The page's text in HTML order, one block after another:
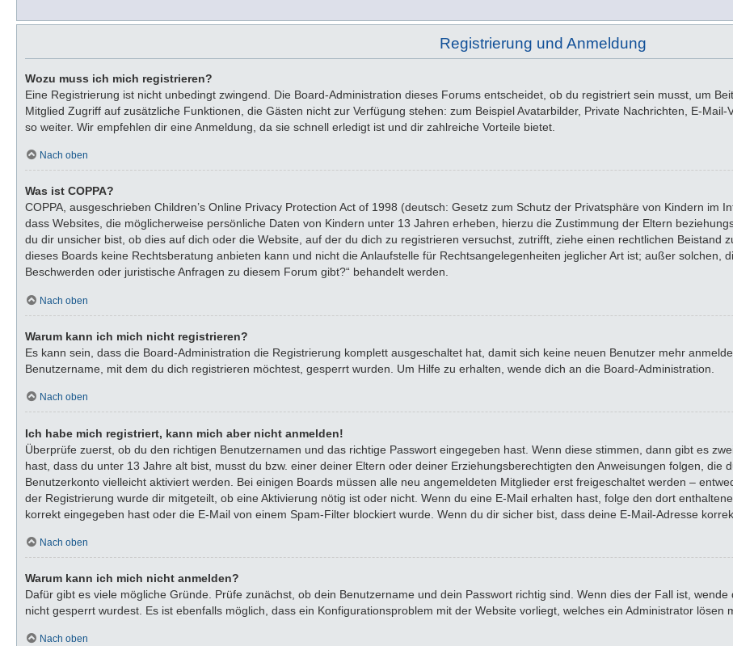
Registrierung und Anmeldung
Wozu muss ich mich registrieren?
Eine Registrierung ist nicht unbedingt zwingend. Die Board-Administration dieses Forums entscheidet, ob du registriert sein musst, um
Mitglied Zugriff auf zusätzliche Funktionen, die Gästen nicht zur Verfügung stehen: zum Beispiel Avatarbilder, Private Nachrichten, E-
so weiter. Wir empfehlen dir eine Anmeldung, da sie schnell erledigt ist und dir zahlreiche Vorteile bietet.
Nach oben
Was ist COPPA?
COPPA, ausgeschrieben Children’s Online Privacy Protection Act of 1998 (deutsch: Gesetz zum Schutz der Privatsphäre von Kindern im
dass Websites, die möglicherweise persönliche Daten von Kindern unter 13 Jahren erheben, hierzu die Zustimmung der Eltern
du dir unsicher bist, ob dies auf dich oder die Website, auf der du dich zu registrieren versuchst, zutrifft, ziehe einen rechtlichen Beistand
dieses Boards keine Rechtsberatung anbieten kann und nicht die Anlaufstelle für Rechtsangelegenheiten jeglicher Art ist; außer solchen,
Beschwerden oder juristische Anfragen zu diesem Forum gibt?“ behandelt werden.
Nach oben
Warum kann ich mich nicht registrieren?
Es kann sein, dass die Board-Administration die Registrierung komplett ausgeschaltet hat, damit sich keine neuen Benutzer mehr
Benutzername, mit dem du dich registrieren möchtest, gesperrt wurden. Um Hilfe zu erhalten, wende dich an die Board-Administration.
Nach oben
Ich habe mich registriert, kann mich aber nicht anmelden!
Überprüfe zuerst, ob du den richtigen Benutzernamen und das richtige Passwort eingegeben hast. Wenn diese stimmen, dann gibt es
hast, dass du unter 13 Jahre alt bist, musst du bzw. einer deiner Eltern oder deiner Erziehungsberechtigten den Anweisungen folgen, die
Benutzerkonto vielleicht aktiviert werden. Bei einigen Boards müssen alle neu angemeldeten Mitglieder erst freigeschaltet werden –
der Registrierung wurde dir mitgeteilt, ob eine Aktivierung nötig ist oder nicht. Wenn du eine E-Mail erhalten hast, folge den dort
korrekt eingegeben hast oder die E-Mail von einem Spam-Filter blockiert wurde. Wenn du dir sicher bist, dass deine E-Mail-Adresse
Nach oben
Warum kann ich mich nicht anmelden?
Dafür gibt es viele mögliche Gründe. Prüfe zunächst, ob dein Benutzername und dein Passwort richtig sind. Wenn dies der Fall ist,
nicht gesperrt wurdest. Es ist ebenfalls möglich, dass ein Konfigurationsproblem mit der Website vorliegt, welches ein Administrator lösen
Nach oben